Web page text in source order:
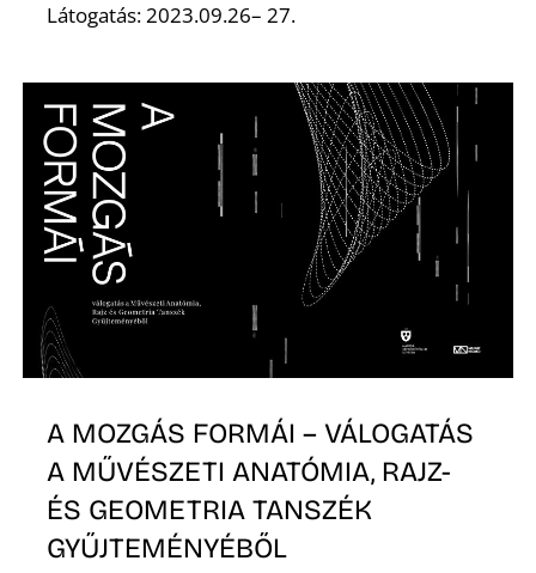
Látogatás: 2023.09.26– 27.
A MOZGÁS FORMÁI – VÁLOGATÁS
A MŰVÉSZETI ANATÓMIA, RAJZ-
ÉS GEOMETRIA TANSZÉK
GYŰJTEMÉNYÉBŐL